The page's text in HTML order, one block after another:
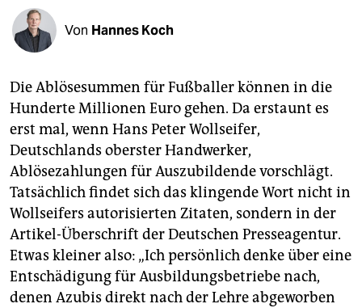
fragen & hilfe
abo
genossenschaft
epaper login
Von Hannes Koch
Die Ablösesummen für Fußballer können in die
Hunderte Millionen Euro gehen. Da erstaunt es
erst mal, wenn Hans Peter Wollseifer,
Deutschlands oberster Handwerker,
Ablösezahlungen für Auszubildende vorschlägt.
Tatsächlich findet sich das klingende Wort nicht in
Wollseifers autorisierten Zitaten, sondern in der
Artikel-Überschrift der Deutschen Presseagentur.
Etwas kleiner also: „Ich persönlich denke über eine
Entschädigung für Ausbildungsbetriebe nach,
denen Azubis direkt nach der Lehre abgeworben